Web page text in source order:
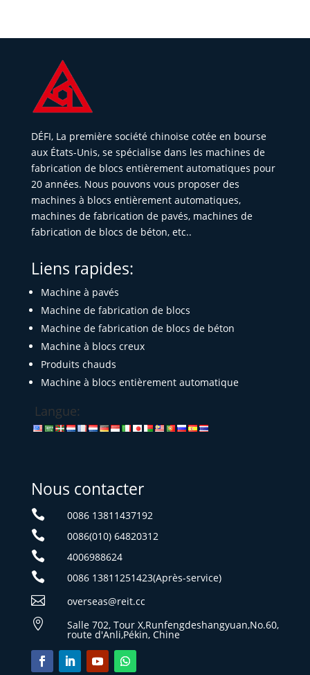
DÉFI, La première société chinoise cotée en bourse
aux États-Unis, se spécialise dans les machines de
fabrication de blocs entièrement automatiques pour
20 années. Nous pouvons vous proposer des
machines à blocs entièrement automatiques,
machines de fabrication de pavés, machines de
fabrication de blocs de béton, etc..
Liens rapides:
Machine à pavés
Machine de fabrication de blocs
Machine de fabrication de blocs de béton
Machine à blocs creux
Produits chauds
Machine à blocs entièrement automatique
Langue:
Nous contacter
 0086 13811437192
 0086(010) 64820312
 4006988624
 0086 13811251423(Après-service)
 overseas@reit.cc
 Salle 702, Tour X,Runfengdeshangyuan,No.60,
route d'Anli,Pékin, Chine